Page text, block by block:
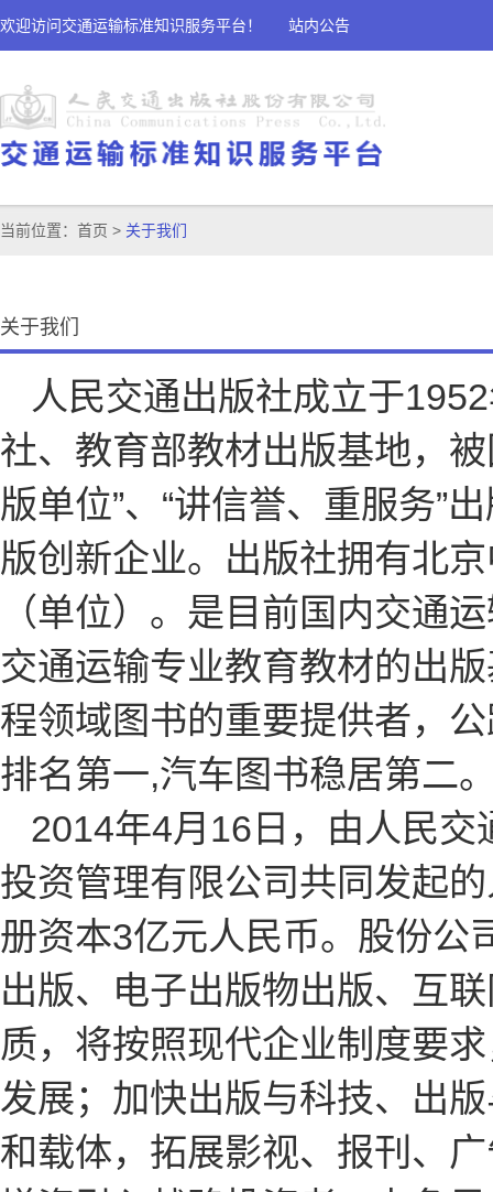
欢迎访问交通运输标准知识服务平台！ 站内公告
当前位置： 首页 > 关于我们
关于我们
人民交通出版社成立于
社、教育部教材出版基地，
版单位”、“讲信誉、重服务”
版创新企业。出版社拥有北
（单位）。是目前国内交通
交通运输专业教育教材的出
程领域图书的重要提供者，
排名第一,汽车图书稳居第二
2014年4月16日，由人民
投资管理有限公司共同发起
册资本3亿元人民币。股份公
出版、电子出版物出版、互
质，将按照现代企业制度要
发展；加快出版与科技、出
和载体，拓展影视、报刊、